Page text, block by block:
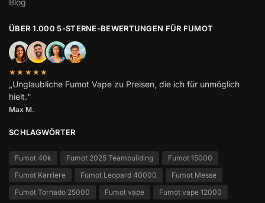
ÜBER 1.000 5-STERNE-BEWERTUNGEN FÜR FUMOT
★★★★★
„Unglaubliche Fumot Vape zu Preisen, die ich für unmöglich
hielt.“
Max M.
SCHLAGWÖRTER
Fumot 40k Fumot 2025 Teambuilding
Fumot 15000
Fumot Karriere
Fumot Leopard 40000
Fumot Messe
Fumot Tornado 25000
Fumot vape Fumot vape 12000